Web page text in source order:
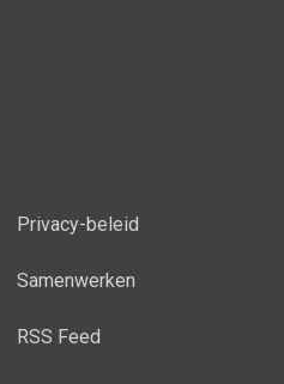
Privacy-beleid
Samenwerken
RSS Feed